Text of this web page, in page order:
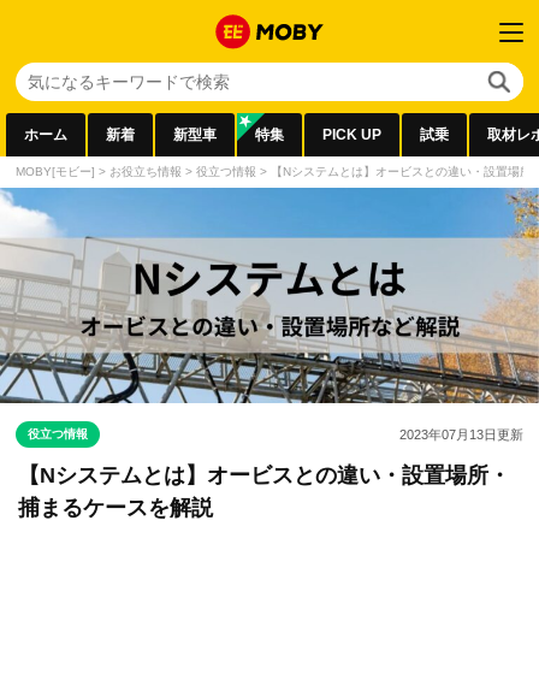
ホーム 新着 新型車 特集 PICK UP 試乗 取材レ
MOBY[モビー] > お役立ち情報 > 役立つ情報 > 【Nシステムとは】オービスとの違い・設置場所
役立つ情報 2023年07月13日更新
【Nシステムとは】オービスとの違い・設置場所・
捕まるケースを解説